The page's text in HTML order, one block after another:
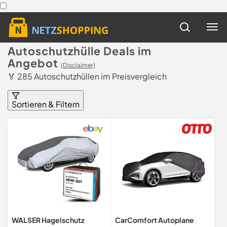
Autoschutzhülle Deals im
Angebot (Disclaimer)
🏅 285 Autoschutzhüllen im Preisvergleich
Sortieren & Filtern
WALSER Hagelschutz
CarComfort Autoplane